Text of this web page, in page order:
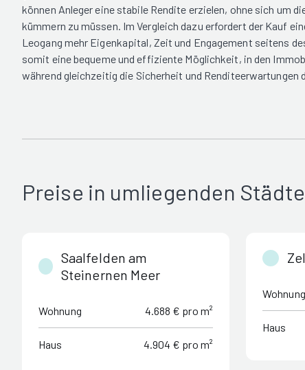
können Anleger eine stabile Rendite erzielen, ohne sich um
kümmern zu müssen. Im Vergleich dazu erfordert der Kauf
Leogang mehr Eigenkapital, Zeit und Engagement seitens
somit eine bequeme und effiziente Möglichkeit, in den
während gleichzeitig die Sicherheit und Renditeerwartungen
Preise in umliegenden
Saalfelden am
Steinernen Meer
Wohnung 4.688 € pro m²
Haus 4.904 € pro m²
Wohnung
Haus